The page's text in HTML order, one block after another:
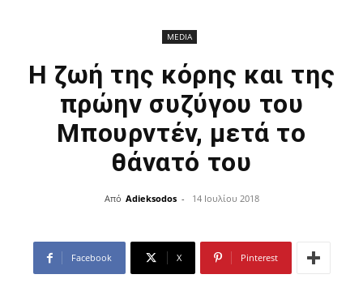
MEDIA
Η ζωή της κόρης και της
πρώην συζύγου του
Μπουρντέν, μετά το
θάνατό του
Από Adieksodos - 14 Ιουλίου 2018
Facebook X Pinterest